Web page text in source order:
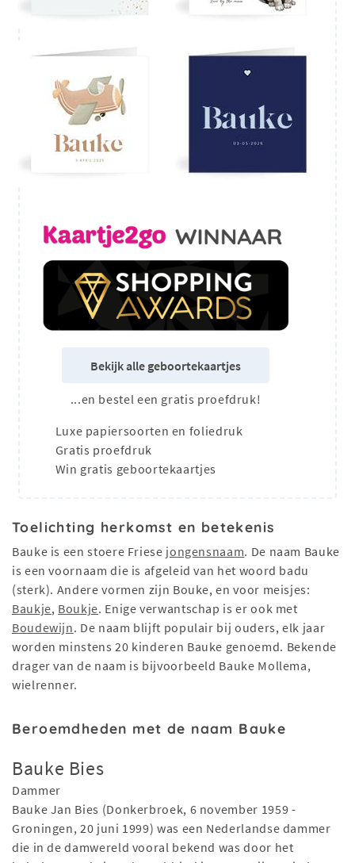
Bekijk alle geboortekaartjes
...en bestel een gratis proefdruk!
Luxe papiersoorten en foliedruk
Gratis proefdruk
Win gratis geboortekaartjes
Toelichting herkomst en betekenis
Bauke is een stoere Friese jongensnaam. De naam Bauke
is een voornaam die is afgeleid van het woord badu
(sterk). Andere vormen zijn Bouke, en voor meisjes:
Baukje, Boukje. Enige verwantschap is er ook met
Boudewijn. De naam blijft populair bij ouders, elk jaar
worden minstens 20 kinderen Bauke genoemd. Bekende
drager van de naam is bijvoorbeeld Bauke Mollema,
wielrenner.
Beroemdheden met de naam Bauke
Bauke Bies
Dammer
Bauke Jan Bies (Donkerbroek, 6 november 1959 -
Groningen, 20 juni 1999) was een Nederlandse dammer
die in de damwereld vooral bekend was door het